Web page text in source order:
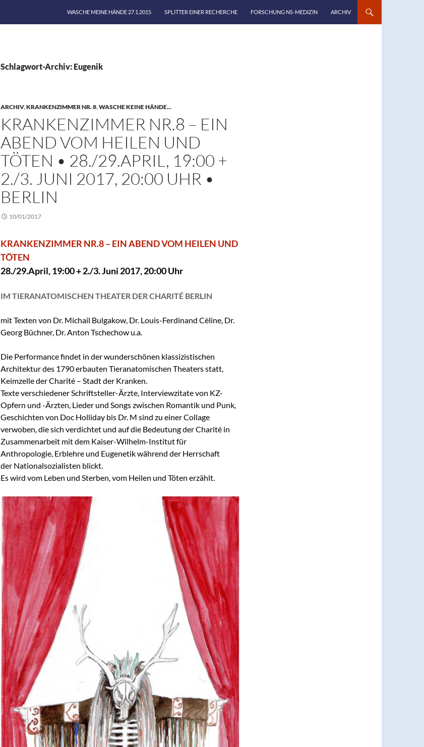
WASCHE MEINE HÄNDE 27.1.2015 SPLITTER EINER RECHERCHE FORSCHUNG NS-MEDIZIN ARCHIV
Schlagwort-Archiv: Eugenik
ARCHIV,KRANKENZIMMER NR. 8,WASCHE KEINE HÄNDE...
KRANKENZIMMER NR.8 – EIN
ABEND VOM HEILEN UND
TÖTEN • 28./29.APRIL, 19:00 +
2./3. JUNI 2017, 20:00 UHR •
BERLIN
10/01/2017
KRANKENZIMMER NR.8 – EIN ABEND VOM HEILEN UND
TÖTEN
28./29.April, 19:00 + 2./3. Juni 2017, 20:00 Uhr
IM TIERANATOMISCHEN THEATER DER CHARITÉ BERLIN
mit Texten von Dr. Michail Bulgakow, Dr. Louis-Ferdinand Cèline, Dr.
Georg Büchner, Dr. Anton Tschechow u.a.
Die Performance findet in der wunderschönen klassizistischen
Architektur des 1790 erbauten Tieranatomischen Theaters statt,
Keimzelle der Charité – Stadt der Kranken.
Texte verschiedenerSchriftsteller-Ärzte, Interviewzitate von KZ-
Opfern und -Ärzten, Lieder und Songs zwischen Romantik und Punk,
Geschichten von Doc Holliday bis Dr. M sind zu einer Collage
verwoben,die sich verdichtet und auf die Bedeutung der Charité in
Zusammenarbeit mit dem Kaiser-Wilhelm-Institut für
Anthropologie, Erblehre und Eugenetikwährend der Herrschaft
der Nationalsozialisten blickt.
Es wird vom Leben und Sterben, vom Heilen und Töten erzählt.